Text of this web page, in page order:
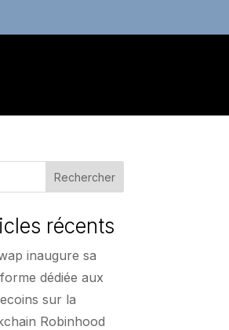
Rechercher
récents
inaugure sa
dédiée aux
sur la
Robinhood